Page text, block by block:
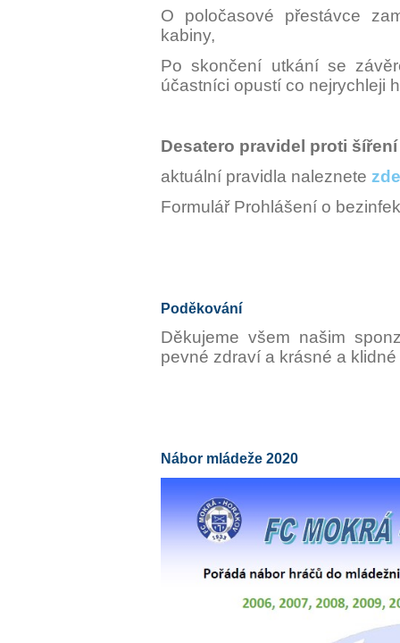
O poločasové přestávce
kabiny,
Po skončení utkání se
účastníci opustí co nejrychleji
Desatero pravidel proti
aktuální pravidla naleznete zde
Formulář Prohlášení o
Poděkování
Děkujeme všem našim
pevné zdraví a krásné a
Nábor mládeže 2020